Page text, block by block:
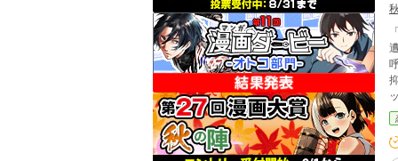
抑
しない。 「本当は